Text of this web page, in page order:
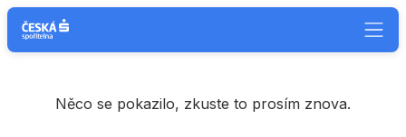
Něco se pokazilo, zkuste to prosím znova.